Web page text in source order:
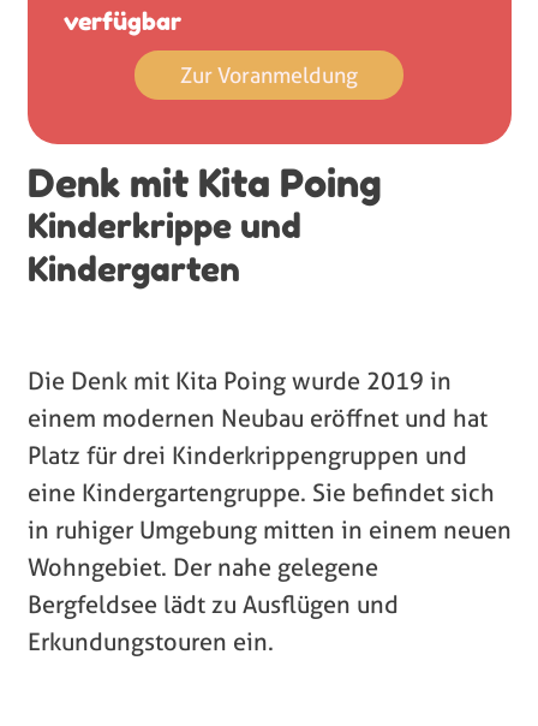
verfügbar
Zur Voranmeldung
Denk mit Kita Poing
Kinderkrippe und
Kindergarten
Die Denk mit Kita Poing wurde 2019 in
einem modernen Neubau eröffnet und hat
Platz für drei Kinderkrippengruppen und
eine Kindergartengruppe. Sie befindet sich
in ruhiger Umgebung mitten in einem neuen
Wohngebiet. Der nahe gelegene
Bergfeldsee lädt zu Ausflügen und
Erkundungstouren ein.